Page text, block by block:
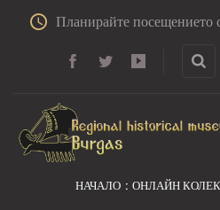
Планирайте посещението
НАЧАЛО ОНЛАЙН